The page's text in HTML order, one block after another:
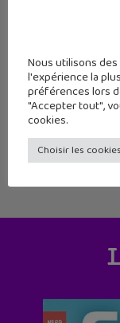
menu,
Nous utilisons
l'expérience la
préférences lors
"Accepter tout",
cookies.
Choisir les cookies